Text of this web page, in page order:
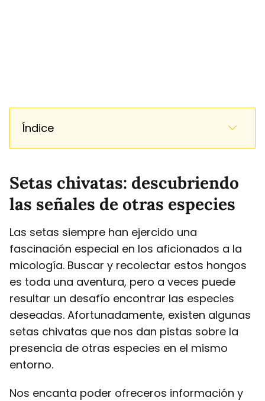
Índice
Setas chivatas: descubriendo
las señales de otras especies
Las setas siempre han ejercido una
fascinación especial en los aficionados a la
micología. Buscar y recolectar estos hongos
es toda una aventura, pero a veces puede
resultar un desafío encontrar las especies
deseadas. Afortunadamente, existen algunas
setas chivatas que nos dan pistas sobre la
presencia de otras especies en el mismo
entorno.
Nos encanta poder ofreceros información y